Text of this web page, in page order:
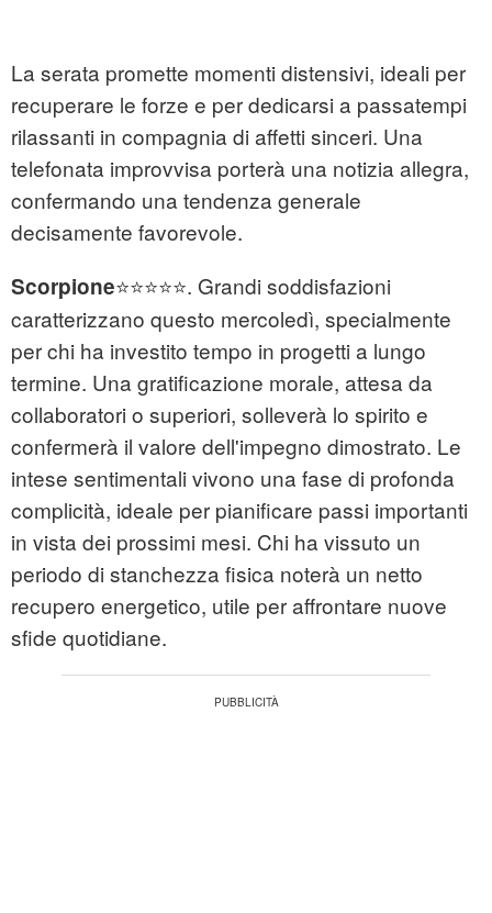
La serata promette momenti distensivi, ideali per
recuperare le forze e per dedicarsi a passatempi
rilassanti in compagnia di affetti sinceri. Una
telefonata improvvisa porterà una notizia allegra,
confermando una tendenza generale
decisamente favorevole.
Scorpione⭐⭐⭐⭐⭐. Grandi soddisfazioni
caratterizzano questo mercoledì, specialmente
per chi ha investito tempo in progetti a lungo
termine. Una gratificazione morale, attesa da
collaboratori o superiori, solleverà lo spirito e
confermerà il valore dell'impegno dimostrato. Le
intese sentimentali vivono una fase di profonda
complicità, ideale per pianificare passi importanti
in vista dei prossimi mesi. Chi ha vissuto un
periodo di stanchezza fisica noterà un netto
recupero energetico, utile per affrontare nuove
sfide quotidiane.